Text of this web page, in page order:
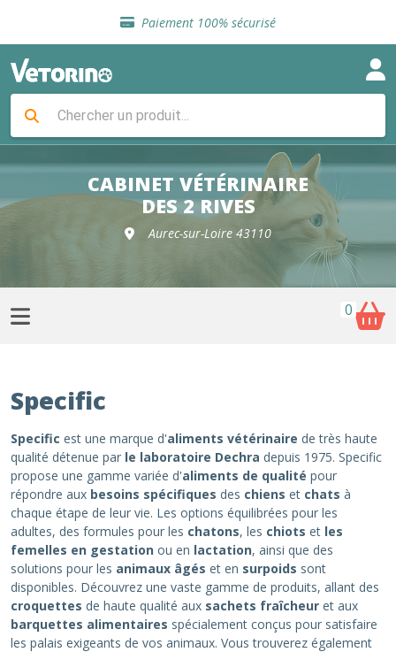
Paiement 100% sécurisé
Livraison gratuite en clinique vétérinaire
Sélection de croquettes vétérinaire
Livraison gratuite en clinique vétérinaire
Retour gratuit en clinique
Sélection de croquettes vétérinaire
CABINET VÉTÉRINAIRE
DES 2 RIVES
Aurec-sur-Loire 43110
0
Specific
Specific est une marque d'aliments vétérinaire de très haute
qualité détenue par le laboratoire Dechra depuis 1975. Specific
propose une gamme variée d'aliments de qualité pour
répondre aux besoins spécifiques des chiens et chats à
chaque étape de leur vie. Les options équilibrées pour les
adultes, des formules pour les chatons, les chiots et les
femelles en gestation ou en lactation, ainsi que des
solutions pour les animaux âgés et en surpoids sont
disponibles. Découvrez une vaste gamme de produits, allant des
croquettes de haute qualité aux sachets fraîcheur et aux
barquettes alimentaires spécialement conçus pour satisfaire
les palais exigeants de vos animaux. Vous trouverez également